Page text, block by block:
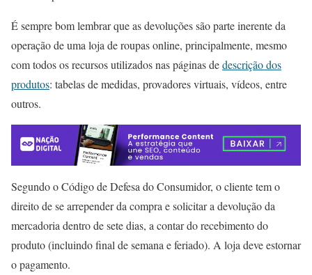
É sempre bom lembrar que as devoluções são parte inerente da
operação de uma loja de roupas online, principalmente, mesmo
com todos os recursos utilizados nas páginas dedescrição dos
produtos: tabelas de medidas, provadores virtuais, vídeos, entre
outros.
Segundo o Código de Defesa do Consumidor, o cliente tem o
direito de se arrepender da compra e solicitar a devolução da
mercadoria dentro de sete dias, a contar do recebimento do
produto (incluindo final de semana e feriado). A loja deve estornar
o pagamento.